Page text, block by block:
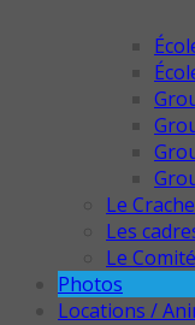
Le
Les
Le
Photos
Locations /